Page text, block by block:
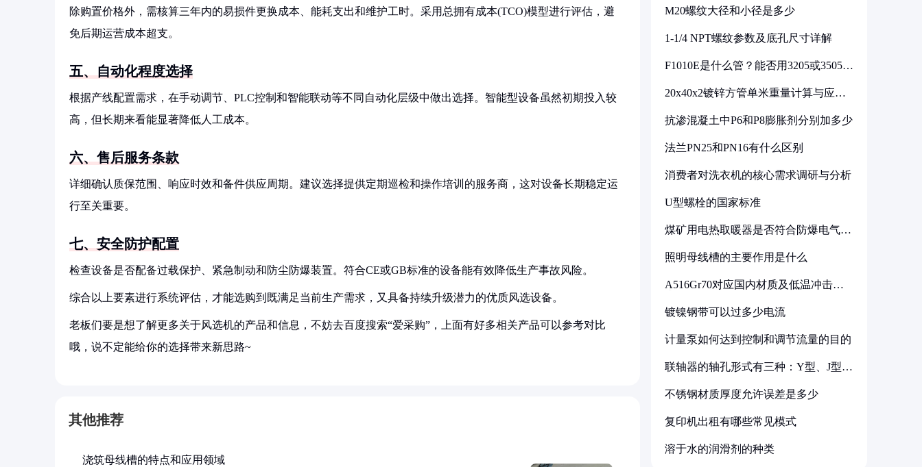
除购置价格外，需核算三年内的易损件更换成本、能耗支出和维护工时。采用总拥有成本(TCO)模型进行评估，避
免后期运营成本超支。
五、自动化程度选择
根据产线配置需求，在手动调节、PLC控制和智能联动等不同自动化层级中做出选择。智能型设备虽然初期投入较
高，但长期来看能显著降低人工成本。
六、售后服务条款
详细确认质保范围、响应时效和备件供应周期。建议选择提供定期巡检和操作培训的服务商，这对设备长期稳定运
行至关重要。
七、安全防护配置
检查设备是否配备过载保护、紧急制动和防尘防爆装置。符合CE或GB标准的设备能有效降低生产事故风险。
综合以上要素进行系统评估，才能选购到既满足当前生产需求，又具备持续升级潜力的优质风选设备。
老板们要是想了解更多关于风选机的产品和信息，不妨去百度搜索“爱采购”，上面有好多相关产品可以参考对比
哦，说不定能给你的选择带来新思路~
其他推荐
浇筑母线槽的特点和应用领域
M20螺纹大径和小径是多少
1-1/4 NPT螺纹参数及底孔尺寸详解
F1010E是什么管？能否用3205或3505代
20x40x2镀锌方管单米重量计算与应用
抗渗混凝土中P6和P8膨胀剂分别加多少
法兰PN25和PN16有什么区别
消费者对洗衣机的核心需求调研与分析
U型螺栓的国家标准
煤矿用电热取暖器是否符合防爆电气设
照明母线槽的主要作用是什么
A516Gr70对应国内材质及低温冲击要
镀镍钢带可以过多少电流
计量泵如何达到控制和调节流量的目的
联轴器的轴孔形式有三种：Y型、J型、
不锈钢材质厚度允许误差是多少
复印机出租有哪些常见模式
溶于水的润滑剂的种类